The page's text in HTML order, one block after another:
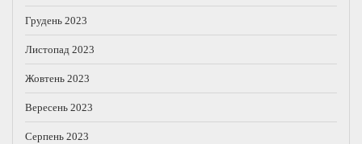
Грудень 2023
Листопад 2023
Жовтень 2023
Вересень 2023
Серпень 2023